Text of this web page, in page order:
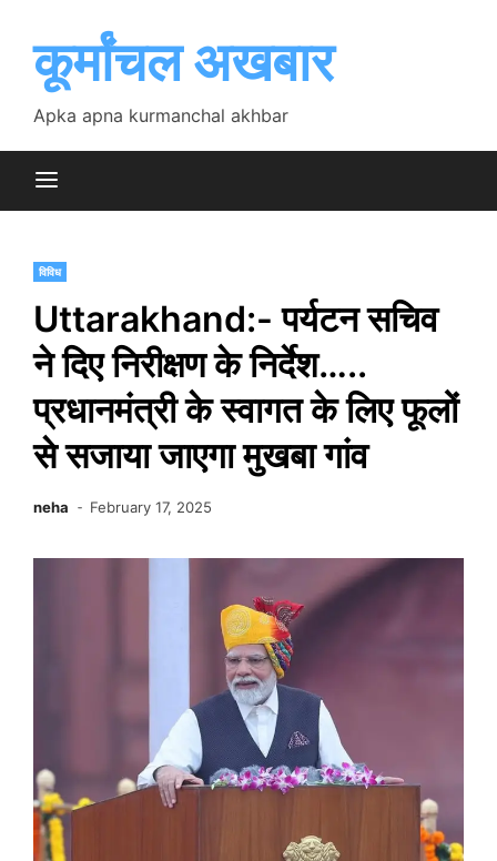
contentकूर्मांचल अखबार
Apka apna kurmanchal akhbar
विविध
Uttarakhand:- पर्यटन सचिव
ने दिए निरीक्षण के निर्देश…..
प्रधानमंत्री के स्वागत के लिए फूलों
से सजाया जाएगा मुखबा गांव
neha February 17, 2025